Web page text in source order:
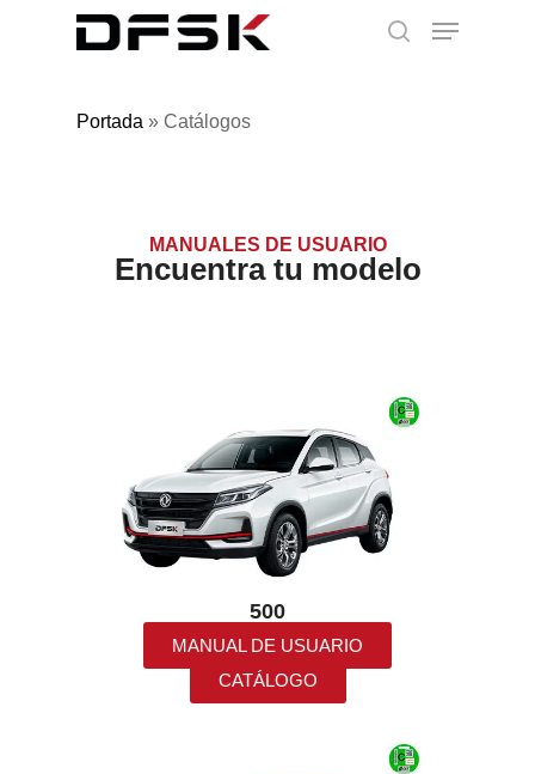
Pulse Enter para buscar o ESC para cerrar
Portada » Catálogos
MANUALES DE USUARIO
Encuentra tu modelo
500
MANUAL DE USUARIO
CATÁLOGO